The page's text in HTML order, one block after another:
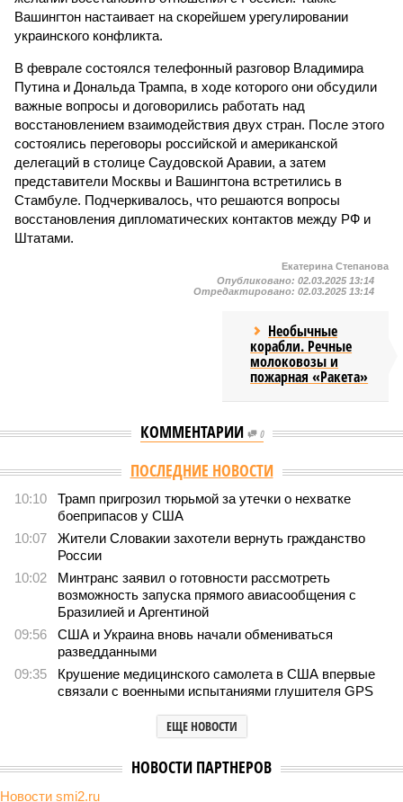
Вашингтон настаивает на скорейшем урегулировании
украинского конфликта.
В феврале состоялся телефонный разговор Владимира
Путина и Дональда Трампа, в ходе которого они обсудили
важные вопросы и договорились работать над
восстановлением взаимодействия двух стран. После этого
состоялись переговоры российской и американской
делегаций в столице Саудовской Аравии, а затем
представители Москвы и Вашингтона встретились в
Стамбуле. Подчеркивалось, что решаются вопросы
восстановления дипломатических контактов между РФ и
Штатами.
Екатерина Степанова
Опубликовано: 02.03.2025 13:14
Отредактировано: 02.03.2025 13:14
Необычные
корабли. Речные
молоковозы и
пожарная «Ракета»
КОММЕНТАРИИ 0
ПОСЛЕДНИЕ НОВОСТИ
10:10
Трамп пригрозил тюрьмой за утечки о нехватке
боеприпасов у США
10:07
Жители Словакии захотели вернуть гражданство
России
10:02
Минтранс заявил о готовности рассмотреть
возможность запуска прямого авиасообщения с
Бразилией и Аргентиной
09:56
США и Украина вновь начали обмениваться
разведданными
09:35
Крушение медицинского самолета в США впервые
связали с военными испытаниями глушителя GPS
ЕЩЕ НОВОСТИ
НОВОСТИ ПАРТНЕРОВ
Новости smi2.ru